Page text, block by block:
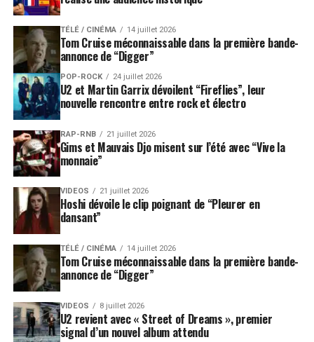
TÉLÉ / CINÉMA 14 juillet 2026
Tom Cruise méconnaissable dans la première bande-
annonce de “Digger”
POP-ROCK 24 juillet 2026
U2 et Martin Garrix dévoilent “Fireflies”, leur
nouvelle rencontre entre rock et électro
RAP-RNB 21 juillet 2026
Gims et Mauvais Djo misent sur l’été avec “Vive la
monnaie”
VIDEOS 21 juillet 2026
Hoshi dévoile le clip poignant de “Pleurer en
dansant”
TÉLÉ / CINÉMA 14 juillet 2026
Tom Cruise méconnaissable dans la première bande-
annonce de “Digger”
VIDEOS 8 juillet 2026
U2 revient avec « Street of Dreams », premier
signal d’un nouvel album attendu